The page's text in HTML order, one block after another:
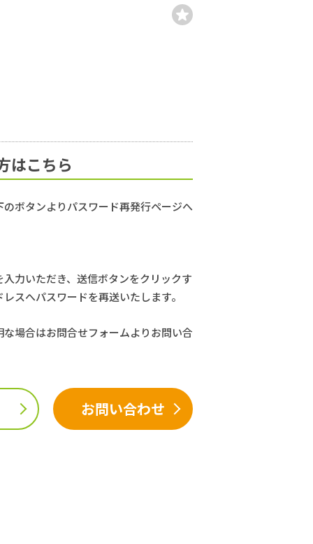
はこちら
ボタンよりパスワード再発行ページへ
力いただき、送信ボタンをクリックす
スへパスワードを再送いたします。
場合はお問合せフォームよりお問い合
お問い合わせ